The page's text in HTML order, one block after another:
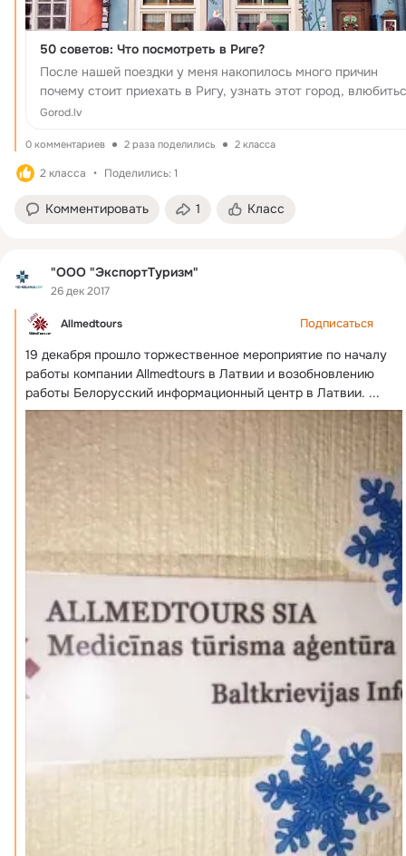
50 советов: Что посмотреть в Риге?
После нашей поездки у меня накопилось много причин
почему стоит приехать в Ригу, узнать этот город,
в него и возвращаться вновь. Рига действительно один из
Gorod.lv
0 комментариев 2 раза поделились 2 класса
2 класса Поделились: 1
Комментировать 1 Класс
"ООО "ЭкспортТуризм"
26 дек 2017
Allmedtours Подписаться
19 декабря прошло торжественное мероприятие по началу
работы компании Allmedtours в Латвии и возобновлению
работы Белорусский информационный центр в Латвии. ...